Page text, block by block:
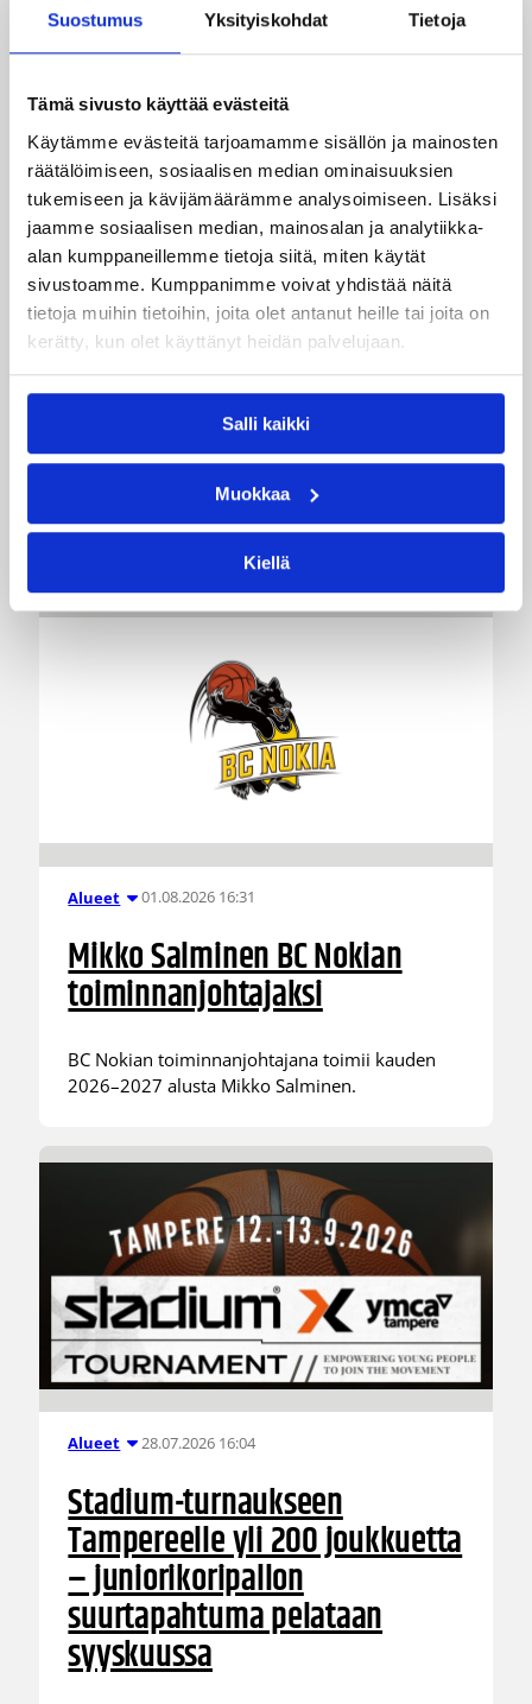
Suostumus Yksityiskohdat Tietoja
Tämä sivusto käyttää evästeitä
Käytämme evästeitä tarjoamamme sisällön ja mainosten
räätälöimiseen, sosiaalisen median ominaisuuksien
tukemiseen ja kävijämäärämme analysoimiseen. Lisäksi
jaamme sosiaalisen median, mainosalan ja analytiikka-
alan kumppaneillemme tietoja siitä, miten käytät
sivustoamme. Kumppanimme voivat yhdistää näitä
tietoja muihin tietoihin, joita olet antanut heille tai joita on
kerätty, kun olet käyttänyt heidän palvelujaan.
Salli kaikki
Muokkaa
Kiellä
Katso myös
Junioriturnaus 01.08.2026 16:34
Delfin Basket Tournament
31.7.-2.8. Tampereella
Koripallon kansainvälinen turnaus Delfin Basket
pelataan Tampereella tänä viikonloppuna.
Järjestyksessään 39. turnaus kerää yhteen 200
Suomesta kuin ulkomailta.
Alueet 01.08.2026 16:31
Mikko Salminen BC Nokian
toiminnanjohtajaksi
BC Nokian toiminnanjohtajana toimii kauden
2026–2027 alusta Mikko Salminen.
Alueet 28.07.2026 16:04
Stadium-turnaukseen
Tampereelle yli 200 joukkuetta
– juniorikoripallon
suurtapahtuma pelataan
syyskuussa